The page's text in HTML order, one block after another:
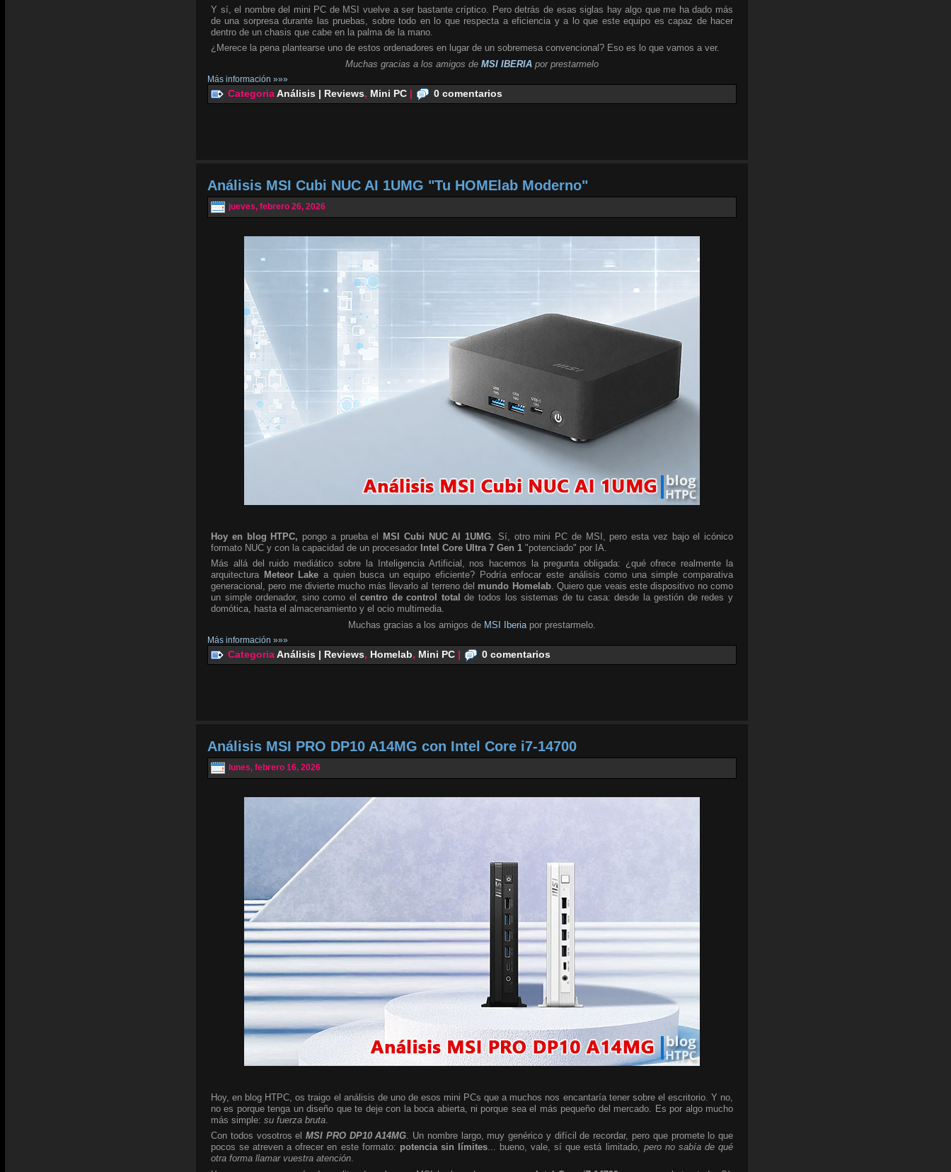
Y sí, el nombre del mini PC de MSI vuelve a ser bastante críptico. Pero detrás de esas siglas hay algo que me ha dado más
de una sorpresa durante las pruebas, sobre todo en lo que respecta a eficiencia y a lo que este equipo es capaz de hacer
dentro de un chasis que cabe en la palma de la mano.
¿Merece la pena plantearse uno de estos ordenadores en lugar de un sobremesa convencional? Eso es lo que vamos a ver.
Muchas gracias a los amigos de MSI IBERIA por prestarmelo
Más información »»»
CategoriaAnálisis | Reviews, Mini PC | 0 comentarios
Análisis MSI Cubi NUC AI 1UMG "Tu HOMElab Moderno"
jueves, febrero 26, 2026
Hoy en blog HTPC, pongo a prueba el MSI Cubi NUC AI 1UMG . Sí, otro mini PC de MSI, pero esta vez bajo el icónico
formato NUC y con la capacidad de un procesador Intel Core Ultra 7 Gen 1 "potenciado" por IA.
Más allá del ruido mediático sobre la Inteligencia Artificial, nos hacemos la pregunta obligada: ¿qué ofrece realmente la
arquitectura Meteor Lake a quien busca un equipo eficiente? Podría enfocar este análisis como una simple comparativa
generacional, pero me divierte mucho más llevarlo al terreno del mundo Homelab. Quiero que veais este dispositivo no como
un simple ordenador, sino como elcentro de control total de todos los sistemas de tu casa: desde la gestión de redes y
domótica, hasta el almacenamiento y el ocio multimedia.
Muchas gracias a los amigos de MSI Iberia por prestarmelo.
Más información »»»
CategoriaAnálisis | Reviews, Homelab, Mini PC | 0 comentarios
Análisis MSI PRO DP10 A14MG con Intel Core i7-14700
lunes, febrero 16, 2026
Hoy, en blog HTPC, os traigo el análisis de uno de esos mini PCs que a muchos nos encantaría tener sobre el escritorio. Y no,
no es porque tenga un diseño que te deje con la boca abierta, ni porque sea el más pequeño del mercado. Es por algo mucho
más simple: su fuerza bruta
Con todos vosotros elMSI PRO DP10 A14MG. Un nombre largo, muy genérico y difícil de recordar, pero que promete lo que
pocos se atreven a ofrecer en este formato: potencia sin límites... bueno, vale, sí que está limitado, pero no sabía de qué
otra forma llamar vuestra atención.